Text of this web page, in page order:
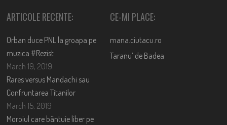
ARTICOLE RECENTE:
Orban duce PNL la groapa pe
muzica #Rezist
March 19, 2019
Rares versus Mandachi sau
Confruntarea Titanilor
March 15, 2019
Moroiul care bântuie liber pe
CE-MI PLACE:
mana.ciutacu.ro
Taranu’ de Badea